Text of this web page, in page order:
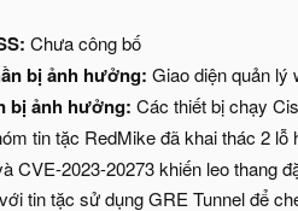
Chưa công bố
bị ảnh hưởng: Giao diện quản lý
bị ảnh hưởng: Các thiết bị chạy
tin tặc RedMike đã khai thác 2
CVE-2023-20273 khiến leo thang
tin tặc sử dụng GRE Tunnel để